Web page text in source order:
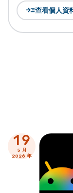
read_more查看個人資
19
5 月
2026 年